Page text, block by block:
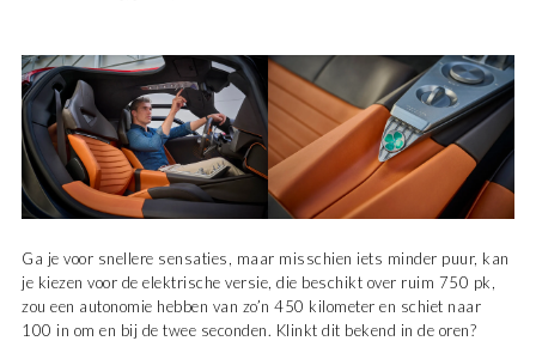
Ga je voor snellere sensaties, maar misschien iets minder puur, kan
je kiezen voor de elektrische versie, die beschikt over ruim 750 pk,
zou een autonomie hebben van zo’n 450 kilometer en schiet naar
100 in om en bij de twee seconden. Klinkt dit bekend in de oren?